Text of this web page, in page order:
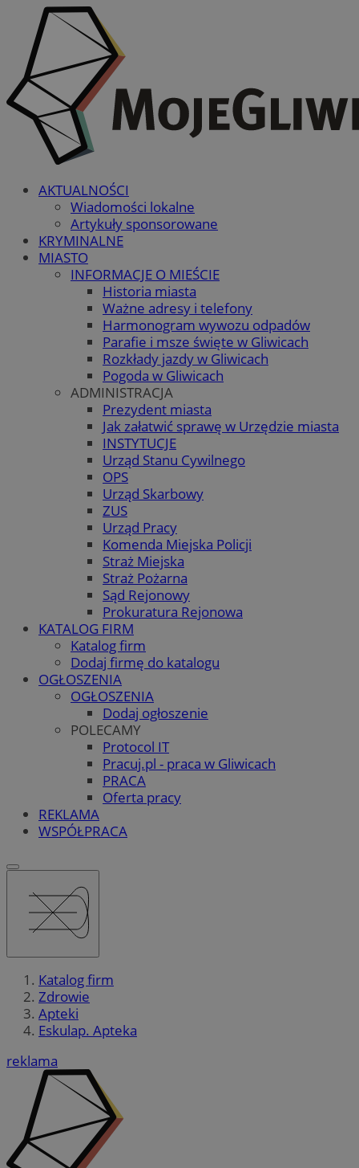
AKTUALNOŚCI
Wiadomości lokalne
Artykuły sponsorowane
KRYMINALNE
MIASTO
INFORMACJE O MIEŚCIE
Historia miasta
Ważne adresy i telefony
Harmonogram wywozu odpadów
Parafie i msze święte w Gliwicach
Rozkłady jazdy w Gliwicach
Pogoda w Gliwicach
ADMINISTRACJA
Prezydent miasta
Jak załatwić sprawę w Urzędzie miasta
INSTYTUCJE
Urząd Stanu Cywilnego
OPS
Urząd Skarbowy
ZUS
Urząd Pracy
Komenda Miejska Policji
Straż Miejska
Straż Pożarna
Sąd Rejonowy
Prokuratura Rejonowa
KATALOG FIRM
Katalog firm
Dodaj firmę do katalogu
OGŁOSZENIA
OGŁOSZENIA
Dodaj ogłoszenie
POLECAMY
Protocol IT
Pracuj.pl - praca w Gliwicach
PRACA
Oferta pracy
REKLAMA
WSPÓŁPRACA
Katalog firm
Zdrowie
Apteki
Eskulap. Apteka
reklama